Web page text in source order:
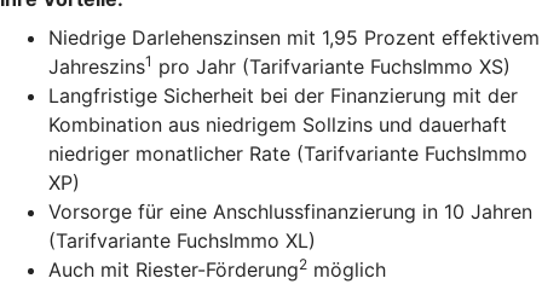
Niedrige Darlehenszinsen mit 1,95 Prozent effektivem
Jahreszins1 pro Jahr (Tarifvariante FuchsImmo XS)
Langfristige Sicherheit bei der Finanzierung mit der
Kombination aus niedrigem Sollzins und dauerhaft
niedriger monatlicher Rate (Tarifvariante FuchsImmo
XP)
Vorsorge für eine Anschlussfinanzierung in 10 Jahren
(Tarifvariante FuchsImmo XL)
Auch mit Riester-Förderung2 möglich